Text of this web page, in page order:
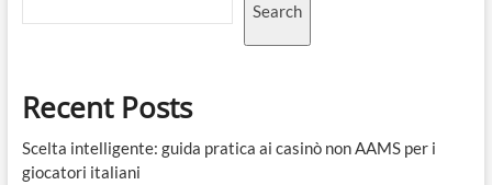
Search
Recent Posts
Scelta intelligente: guida pratica ai casinò non AAMS per i
giocatori italiani